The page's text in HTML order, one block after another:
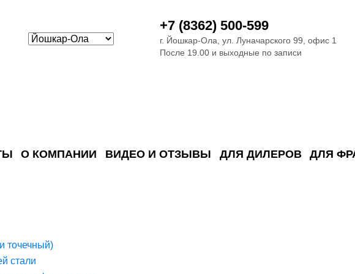
+7 (8362) 500-599
г. Йошкар-Ола, ул. Луначарского 99, офис 1
После 19.00 и выходные по записи
О КОМПАНИИ ВИДЕО И ОТЗЫВЫ ДЛЯ ДИЛЕРОВ ДЛЯ
точечный)
стали